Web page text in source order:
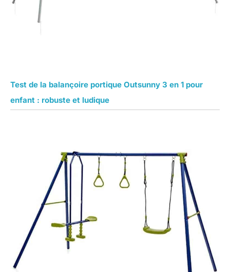
Test de la balançoire portique Outsunny 3 en 1 pour
enfant : robuste et ludique